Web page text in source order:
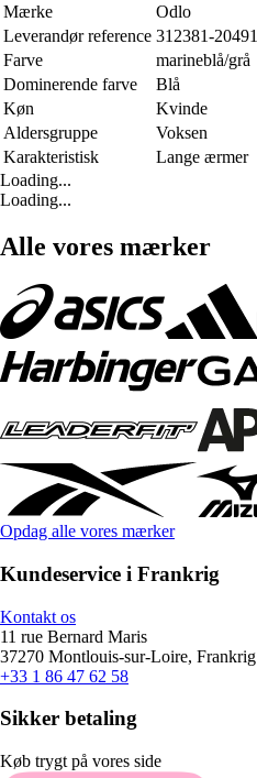
Mærke
Odlo
Leverandør reference 312381-20491
Farve
marineblå/grå
Dominerende farve
Blå
Køn
Kvinde
Aldersgruppe
Voksen
Karakteristisk
Lange ærmer
Loading...
Loading...
Alle vores mærker
Opdag alle vores mærker
Kundeservice i Frankrig
Kontakt os
11 rue Bernard Maris
37270 Montlouis-sur-Loire, Frankrig
+33 1 86 47 62 58
Sikker betaling
Køb trygt på vores side